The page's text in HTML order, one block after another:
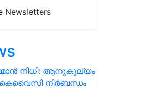
Newsletters